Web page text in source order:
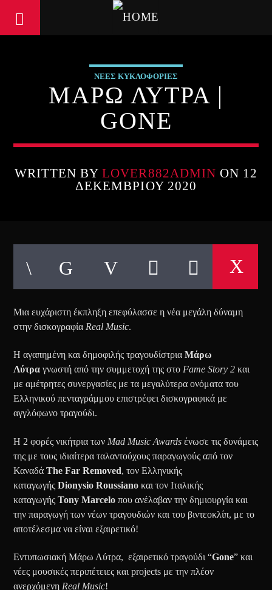
ΝΕΕΣ ΚΥΚΛΟΦΟΡΙΕΣ
ΜΑΡΩ ΛΥΤΡΑ |
GONE
WRITTEN BYLOVER882ADMIN ON 12
ΔΕΚΕΜΒΡΊΟΥ 2020
Μια ευχάριστη έκπληξη επεφύλασσε η νέα μεγάλη δύναμη
στην δισκογραφία Real Music.
Η αγαπημένη και δημοφιλής τραγουδίστριαΜάρω
Λύτρα γνωστή από την συμμετοχή της στο Fame Story 2 και
με αμέτρητες συνεργασίες με τα μεγαλύτερα ονόματα του
Ελληνικού πενταγράμμου επιστρέφει δισκογραφικά με
αγγλόφωνο τραγούδι.
Η 2 φορές νικήτρια των Mad Music Awards ένωσε τις δυνάμεις
της με τους ιδιαίτερα ταλαντούχους παραγωγούς από τον
ΚαναδάThe Far Removed, τον Ελληνικής
καταγωγήςDionysio Roussiano και τον Ιταλικής
καταγωγήςTony Marcelo που ανέλαβαν την δημιουργία και
την παραγωγή των νέων τραγουδιών και του βιντεοκλίπ, με το
αποτέλεσμα να είναι εξαιρετικό!
Εντυπωσιακή Μάρω Λύτρα, εξαιρετικό τραγούδι “Gone” και
νέες μουσικές περιπέτειες και projects με την πλέον
ανερχόμενη Real Music!